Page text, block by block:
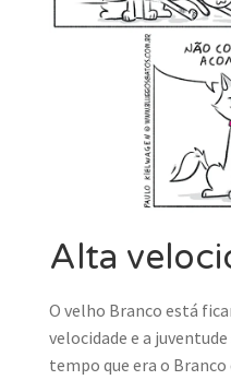
Alta
O velho Branco está
velocidade e a juventude
tempo que era o Branco